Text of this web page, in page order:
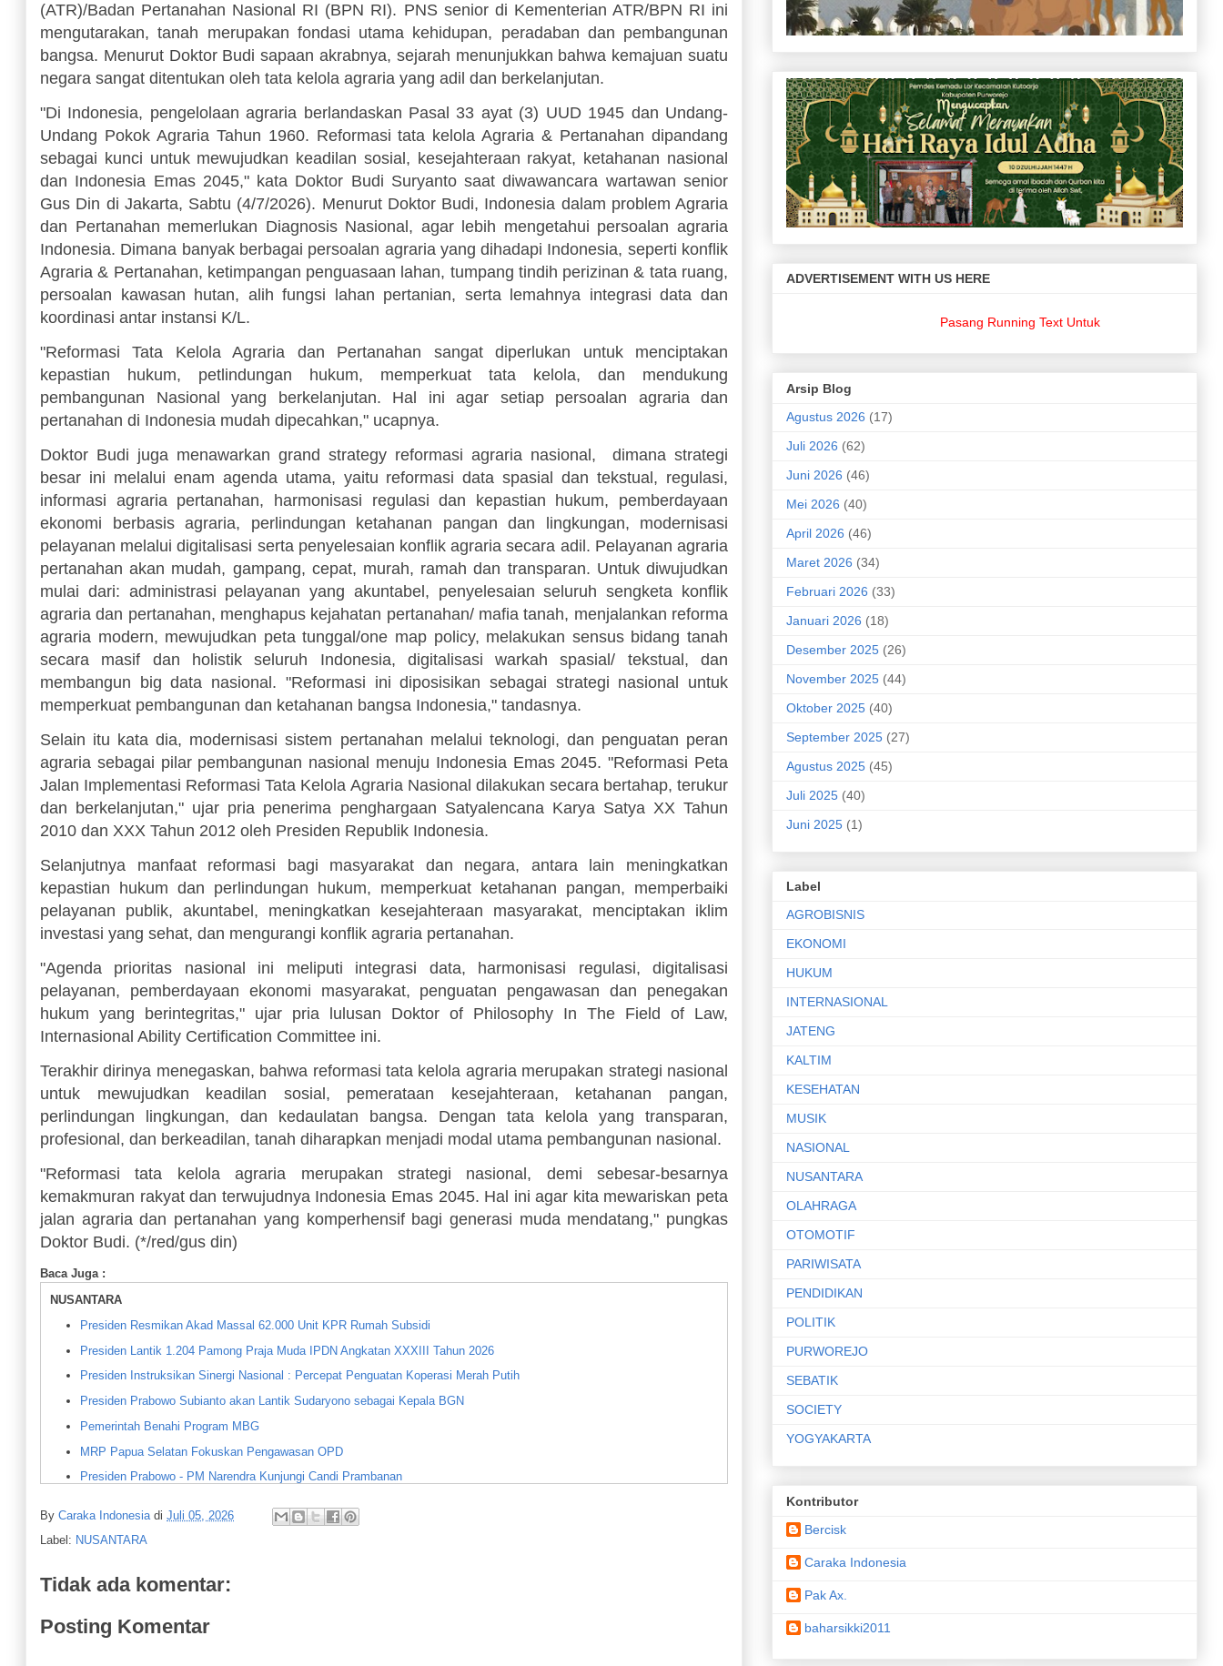
(ATR)/Badan Pertanahan Nasional RI (BPN RI). PNS senior di Kementerian ATR/BPN RI ini
mengutarakan, tanah merupakan fondasi utama kehidupan, peradaban dan pembangunan
bangsa. Menurut Doktor Budi sapaan akrabnya, sejarah menunjukkan bahwa kemajuan suatu
negara sangat ditentukan oleh tata kelola agraria yang adil dan berkelanjutan.
"Di Indonesia, pengelolaan agraria berlandaskan Pasal 33 ayat (3) UUD 1945 dan Undang-
Undang Pokok Agraria Tahun 1960. Reformasi tata kelola Agraria & Pertanahan dipandang
sebagai kunci untuk mewujudkan keadilan sosial, kesejahteraan rakyat, ketahanan nasional
dan Indonesia Emas 2045," kata Doktor Budi Suryanto saat diwawancara wartawan senior
Gus Din di Jakarta, Sabtu (4/7/2026). Menurut Doktor Budi, Indonesia dalam problem Agraria
dan Pertanahan memerlukan Diagnosis Nasional, agar lebih mengetahui persoalan agraria
Indonesia. Dimana banyak berbagai persoalan agraria yang dihadapi Indonesia, seperti konflik
Agraria & Pertanahan, ketimpangan penguasaan lahan, tumpang tindih perizinan & tata ruang,
persoalan kawasan hutan, alih fungsi lahan pertanian, serta lemahnya integrasi data dan
koordinasi antar instansi K/L.
"Reformasi Tata Kelola Agraria dan Pertanahan sangat diperlukan untuk menciptakan
kepastian hukum, petlindungan hukum, memperkuat tata kelola, dan mendukung
pembangunan Nasional yang berkelanjutan. Hal ini agar setiap persoalan agraria dan
pertanahan di Indonesia mudah dipecahkan," ucapnya.
Doktor Budi juga menawarkan grand strategy reformasi agraria nasional, dimana strategi
besar ini melalui enam agenda utama, yaitu reformasi data spasial dan tekstual, regulasi,
informasi agraria pertanahan, harmonisasi regulasi dan kepastian hukum, pemberdayaan
ekonomi berbasis agraria, perlindungan ketahanan pangan dan lingkungan, modernisasi
pelayanan melalui digitalisasi serta penyelesaian konflik agraria secara adil. Pelayanan agraria
pertanahan akan mudah, gampang, cepat, murah, ramah dan transparan. Untuk diwujudkan
mulai dari: administrasi pelayanan yang akuntabel, penyelesaian seluruh sengketa konflik
agraria dan pertanahan, menghapus kejahatan pertanahan/ mafia tanah, menjalankan reforma
agraria modern, mewujudkan peta tunggal/one map policy, melakukan sensus bidang tanah
secara masif dan holistik seluruh Indonesia, digitalisasi warkah spasial/ tekstual, dan
membangun big data nasional. "Reformasi ini diposisikan sebagai strategi nasional untuk
memperkuat pembangunan dan ketahanan bangsa Indonesia," tandasnya.
Selain itu kata dia, modernisasi sistem pertanahan melalui teknologi, dan penguatan peran
agraria sebagai pilar pembangunan nasional menuju Indonesia Emas 2045. "Reformasi Peta
Jalan Implementasi Reformasi Tata Kelola Agraria Nasional dilakukan secara bertahap, terukur
dan berkelanjutan," ujar pria penerima penghargaan Satyalencana Karya Satya XX Tahun
2010 dan XXX Tahun 2012 oleh Presiden Republik Indonesia.
Selanjutnya manfaat reformasi bagi masyarakat dan negara, antara lain meningkatkan
kepastian hukum dan perlindungan hukum, memperkuat ketahanan pangan, memperbaiki
pelayanan publik, akuntabel, meningkatkan kesejahteraan masyarakat, menciptakan iklim
investasi yang sehat, dan mengurangi konflik agraria pertanahan.
"Agenda prioritas nasional ini meliputi integrasi data, harmonisasi regulasi, digitalisasi
pelayanan, pemberdayaan ekonomi masyarakat, penguatan pengawasan dan penegakan
hukum yang berintegritas," ujar pria lulusan Doktor of Philosophy In The Field of Law,
Internasional Ability Certification Committee ini.
Terakhir dirinya menegaskan, bahwa reformasi tata kelola agraria merupakan strategi nasional
untuk mewujudkan keadilan sosial, pemerataan kesejahteraan, ketahanan pangan,
perlindungan lingkungan, dan kedaulatan bangsa. Dengan tata kelola yang transparan,
profesional, dan berkeadilan, tanah diharapkan menjadi modal utama pembangunan nasional.
"Reformasi tata kelola agraria merupakan strategi nasional, demi sebesar-besarnya
kemakmuran rakyat dan terwujudnya Indonesia Emas 2045. Hal ini agar kita mewariskan peta
jalan agraria dan pertanahan yang komperhensif bagi generasi muda mendatang," pungkas
Doktor Budi. (*/red/gus din)
Baca Juga :
NUSANTARA
Presiden Resmikan Akad Massal 62.000 Unit KPR Rumah Subsidi
Presiden Lantik 1.204 Pamong Praja Muda IPDN Angkatan XXXIII Tahun 2026
Presiden Instruksikan Sinergi Nasional : Percepat Penguatan Koperasi Merah Putih
Presiden Prabowo Subianto akan Lantik Sudaryono sebagai Kepala BGN
Pemerintah Benahi Program MBG
MRP Papua Selatan Fokuskan Pengawasan OPD
Presiden Prabowo - PM Narendra Kunjungi Candi Prambanan
FKJR Perkuat Kolaborasi PT WAI : Percepatan Pembangunan 5.000 Titik SPKLU dan Battery Swap Station
Penataan Kawasan Pasar Senen Desa Banyuurip : Dikemas ala Majapahit
Kesiapan Pemerintah Hadapi Potensi Dampak El Nino Godzilla
By Caraka Indonesia di Juli 05, 2026
Label: NUSANTARA
Tidak ada komentar:
Posting Komentar
ADVERTISEMENT WITH US HERE
Pasang Running Text Untuk Keperluan Bisnis Anda??
Arsip Blog
Agustus 2026 (17)
Juli 2026 (62)
Juni 2026 (46)
Mei 2026 (40)
April 2026 (46)
Maret 2026 (34)
Februari 2026 (33)
Januari 2026 (18)
Desember 2025 (26)
November 2025 (44)
Oktober 2025 (40)
September 2025 (27)
Agustus 2025 (45)
Juli 2025 (40)
Juni 2025 (1)
Label
AGROBISNIS
EKONOMI
HUKUM
INTERNASIONAL
JATENG
KALTIM
KESEHATAN
MUSIK
NASIONAL
NUSANTARA
OLAHRAGA
OTOMOTIF
PARIWISATA
PENDIDIKAN
POLITIK
PURWOREJO
SEBATIK
SOCIETY
YOGYAKARTA
Kontributor
Bercisk
Caraka Indonesia
Pak Ax.
baharsikki2011